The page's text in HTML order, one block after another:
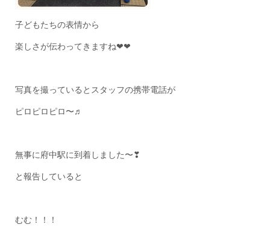
子どもたちの表情から
楽しさが伝わってきますね❤❤
写真を撮っているとスタッフの携帯電話が
ピロピロピロ〜♬
無事に府中駅に到着しました〜❣
と報告していると
むむ！！！